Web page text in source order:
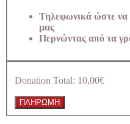
Τηλεφωνικά ώστε να
μας
Περνώντας από τα
Donation Total: 10,00€